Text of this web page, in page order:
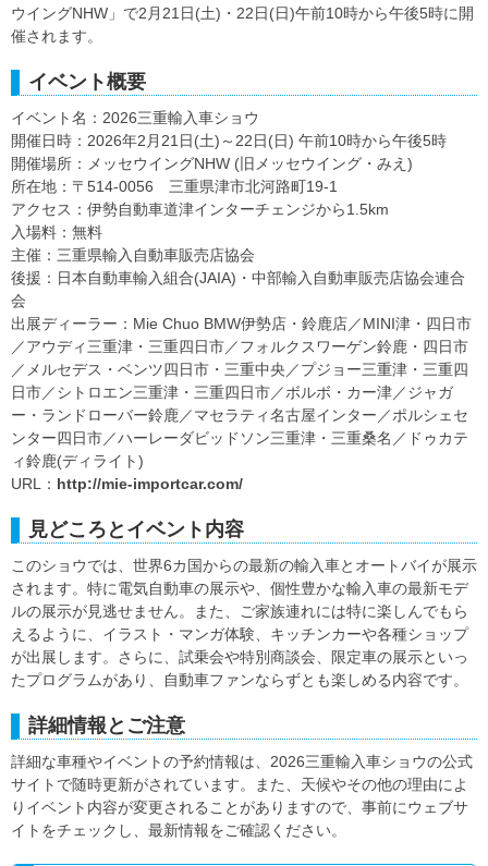
ウイングNHW」で2月21日(土)・22日(日)午前10時から午後5時に開
催されます。
イベント概要
イベント名：2026三重輸入車ショウ
開催日時：2026年2月21日(土)～22日(日) 午前10時から午後5時
開催場所：メッセウイングNHW (旧メッセウイング・みえ)
所在地：〒514-0056 三重県津市北河路町19-1
アクセス：伊勢自動車道津インターチェンジから1.5km
入場料：無料
主催：三重県輸入自動車販売店協会
後援：日本自動車輸入組合(JAIA)・中部輸入自動車販売店協会連合
会
出展ディーラー：Mie Chuo BMW伊勢店・鈴鹿店／MINI津・四日市
／アウディ三重津・三重四日市／フォルクスワーゲン鈴鹿・四日市
／メルセデス・ベンツ四日市・三重中央／プジョー三重津・三重四
日市／シトロエン三重津・三重四日市／ボルボ・カー津／ジャガ
ー・ランドローバー鈴鹿／マセラティ名古屋インター／ポルシェセ
ンター四日市／ハーレーダビッドソン三重津・三重桑名／ドゥカテ
ィ鈴鹿(ディライト)
URL： http://mie-importcar.com/
見どころとイベント内容
このショウでは、世界6カ国からの最新の輸入車とオートバイが展示
されます。特に電気自動車の展示や、個性豊かな輸入車の最新モデ
ルの展示が見逃せません。また、ご家族連れには特に楽しんでもら
えるように、イラスト・マンガ体験、キッチンカーや各種ショップ
が出展します。さらに、試乗会や特別商談会、限定車の展示といっ
たプログラムがあり、自動車ファンならずとも楽しめる内容です。
詳細情報とご注意
詳細な車種やイベントの予約情報は、2026三重輸入車ショウの公式
サイトで随時更新がされています。また、天候やその他の理由によ
りイベント内容が変更されることがありますので、事前にウェブサ
イトをチェックし、最新情報をご確認ください。